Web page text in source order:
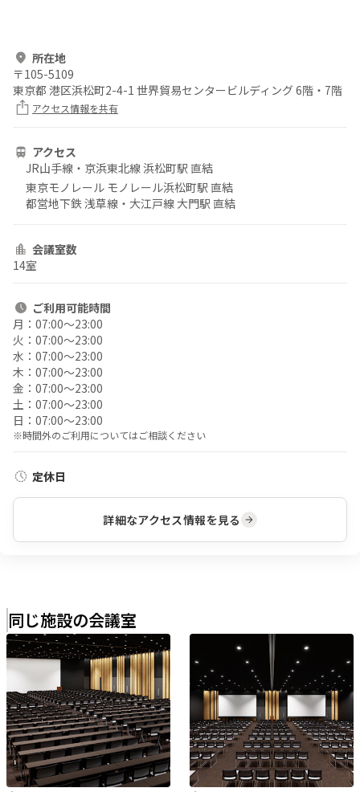
所在地
〒105-5109
東京都 港区浜松町2-4-1 世界貿易センタービルディング 6階・7階
アクセス情報を共有
アクセス
JR山手線・京浜東北線 浜松町駅 直結
東京モノレール モノレール浜松町駅 直結
都営地下鉄 浅草線・大江戸線 大門駅 直結
会議室数
14室
ご利用可能時間
月： 07:00〜23:00
火： 07:00〜23:00
水： 07:00〜23:00
木： 07:00〜23:00
金： 07:00〜23:00
土： 07:00〜23:00
日： 07:00〜23:00
※時間外のご利用についてはご相談ください
定休日
詳細なアクセス情報を見る
同じ施設の会議室